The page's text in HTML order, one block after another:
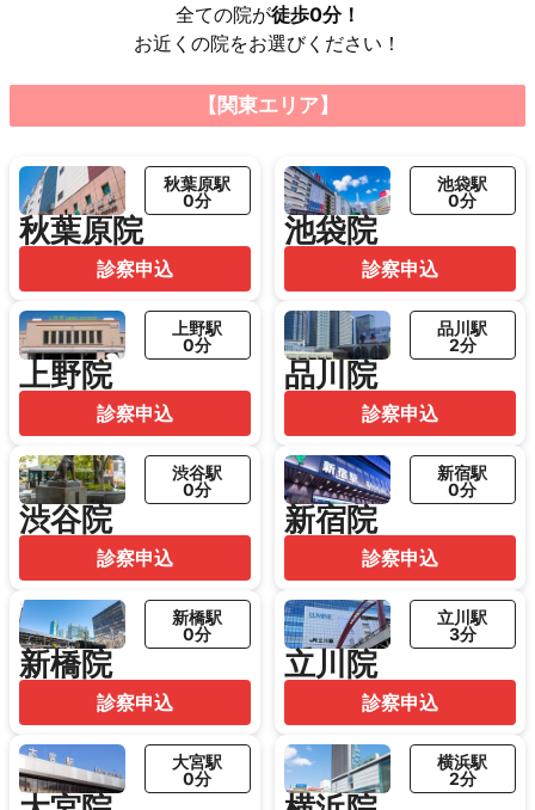
全ての院が徒歩0分！
お近くの院をお選びください！
【関東エリア】
秋葉原院
秋葉原駅
0分
診察申込
池袋院
池袋駅
0分
診察申込
上野院
上野駅
0分
診察申込
品川院
品川駅
2分
診察申込
渋谷院
渋谷駅
0分
診察申込
新宿院
新宿駅
0分
診察申込
新橋院
新橋駅
0分
診察申込
立川院
立川駅
3分
診察申込
大宮駅
0分
横浜駅
2分